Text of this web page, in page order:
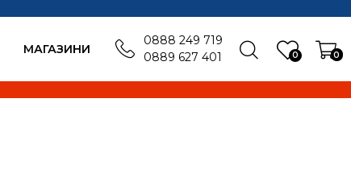
MАГАЗИНИ 0 0
0888 249 719
0889 627 401